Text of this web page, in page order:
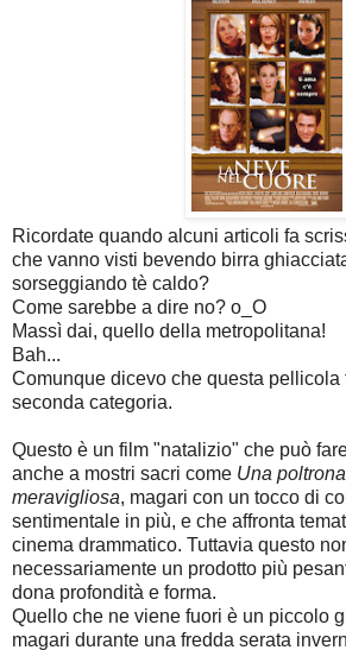
Ricordate quando alcuni articoli fa
che vanno visti bevendo birra
sorseggiando tè caldo?
Come sarebbe a dire no? o_O
Massì dai, quello della metropolitana!
Bah...
Comunque dicevo che questa pellicola
seconda categoria.
Questo è un film "natalizio" che può
anche a mostri sacri come Una
meravigliosa, magari con un tocco di
sentimentale in più, e che affronta
cinema drammatico. Tuttavia questo
necessariamente un prodotto più
dona profondità e forma.
Quello che ne viene fuori è un piccolo
magari durante una fredda serata